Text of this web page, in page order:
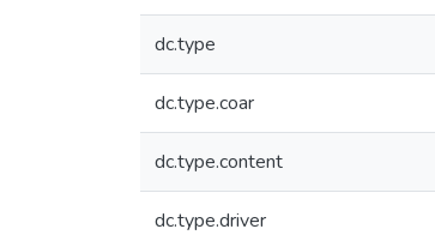
dc.type
dc.type.coar
dc.type.content
dc.type.driver